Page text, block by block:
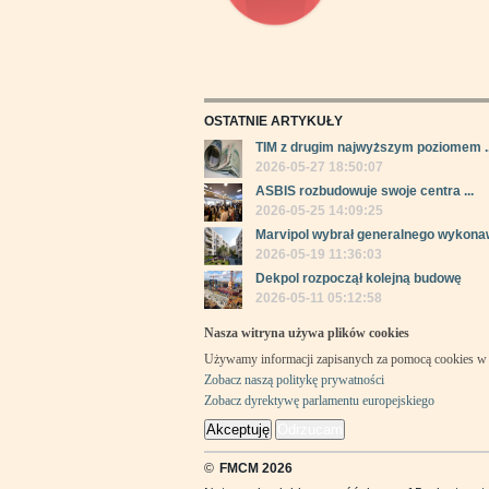
OSTATNIE ARTYKUŁY
TIM z drugim najwyższym poziomem
2026-05-27 18:50:07
ASBIS rozbudowuje swoje centra ...
2026-05-25 14:09:25
Marvipol wybrał generalnego
2026-05-19 11:36:03
Dekpol rozpoczął kolejną budowę
2026-05-11 05:12:58
Nasza witryna używa plików cookies
Używamy informacji zapisanych za pomocą cookies
Zobacz naszą politykę prywatności
Zobacz dyrektywę parlamentu europejskiego
Akceptuję
© FMCM 2026